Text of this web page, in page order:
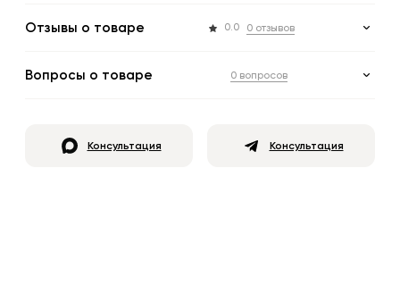
Отзывы о товаре 0.0 0 отзывов
Вопросы о товаре 0 вопросов
Консультация Консультация